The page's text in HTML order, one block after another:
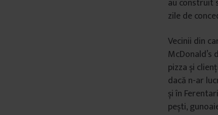
zile de
Vecinii din
pizza și
dacă n-ar
și în
pești,